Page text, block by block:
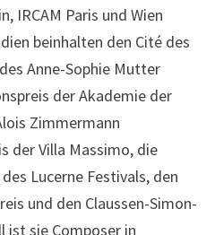
IRCAM Paris und Wien
beinhalten den Cité des
Anne-Sophie Mutter
der Akademie der
Zimmermann
der Villa Massimo, die
Lucerne Festivals, den
und den Claussen-Simon-
ist sie Composer in